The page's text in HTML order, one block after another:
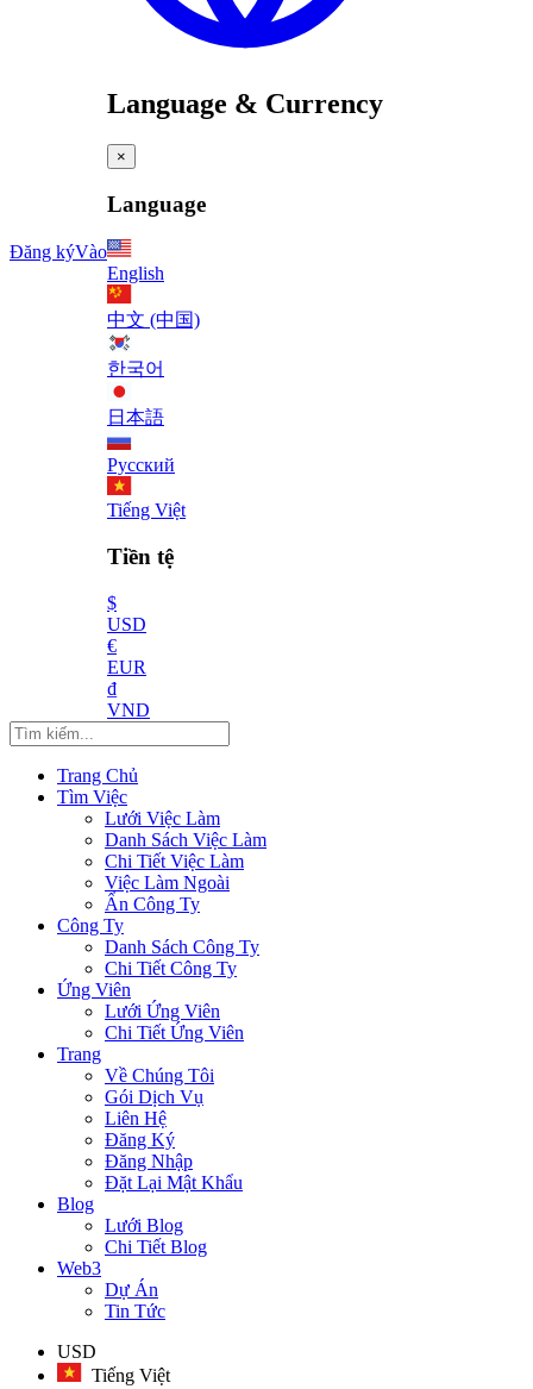
Đăng kýVào
Language & Currency
×
Language
English
中文 (中国)
한국어
日本語
Русский
Tiếng Việt
Tiền tệ
$
USD
€
EUR
₫
VND
Trang Chủ
Tìm Việc
Lưới Việc Làm
Danh Sách Việc Làm
Chi Tiết Việc Làm
Việc Làm Ngoài
Ẩn Công Ty
Công Ty
Danh Sách Công Ty
Chi Tiết Công Ty
Ứng Viên
Lưới Ứng Viên
Chi Tiết Ứng Viên
Trang
Về Chúng Tôi
Gói Dịch Vụ
Liên Hệ
Đăng Ký
Đăng Nhập
Đặt Lại Mật Khẩu
Blog
Lưới Blog
Chi Tiết Blog
Web3
Dự Án
Tin Tức
USD
Tiếng Việt